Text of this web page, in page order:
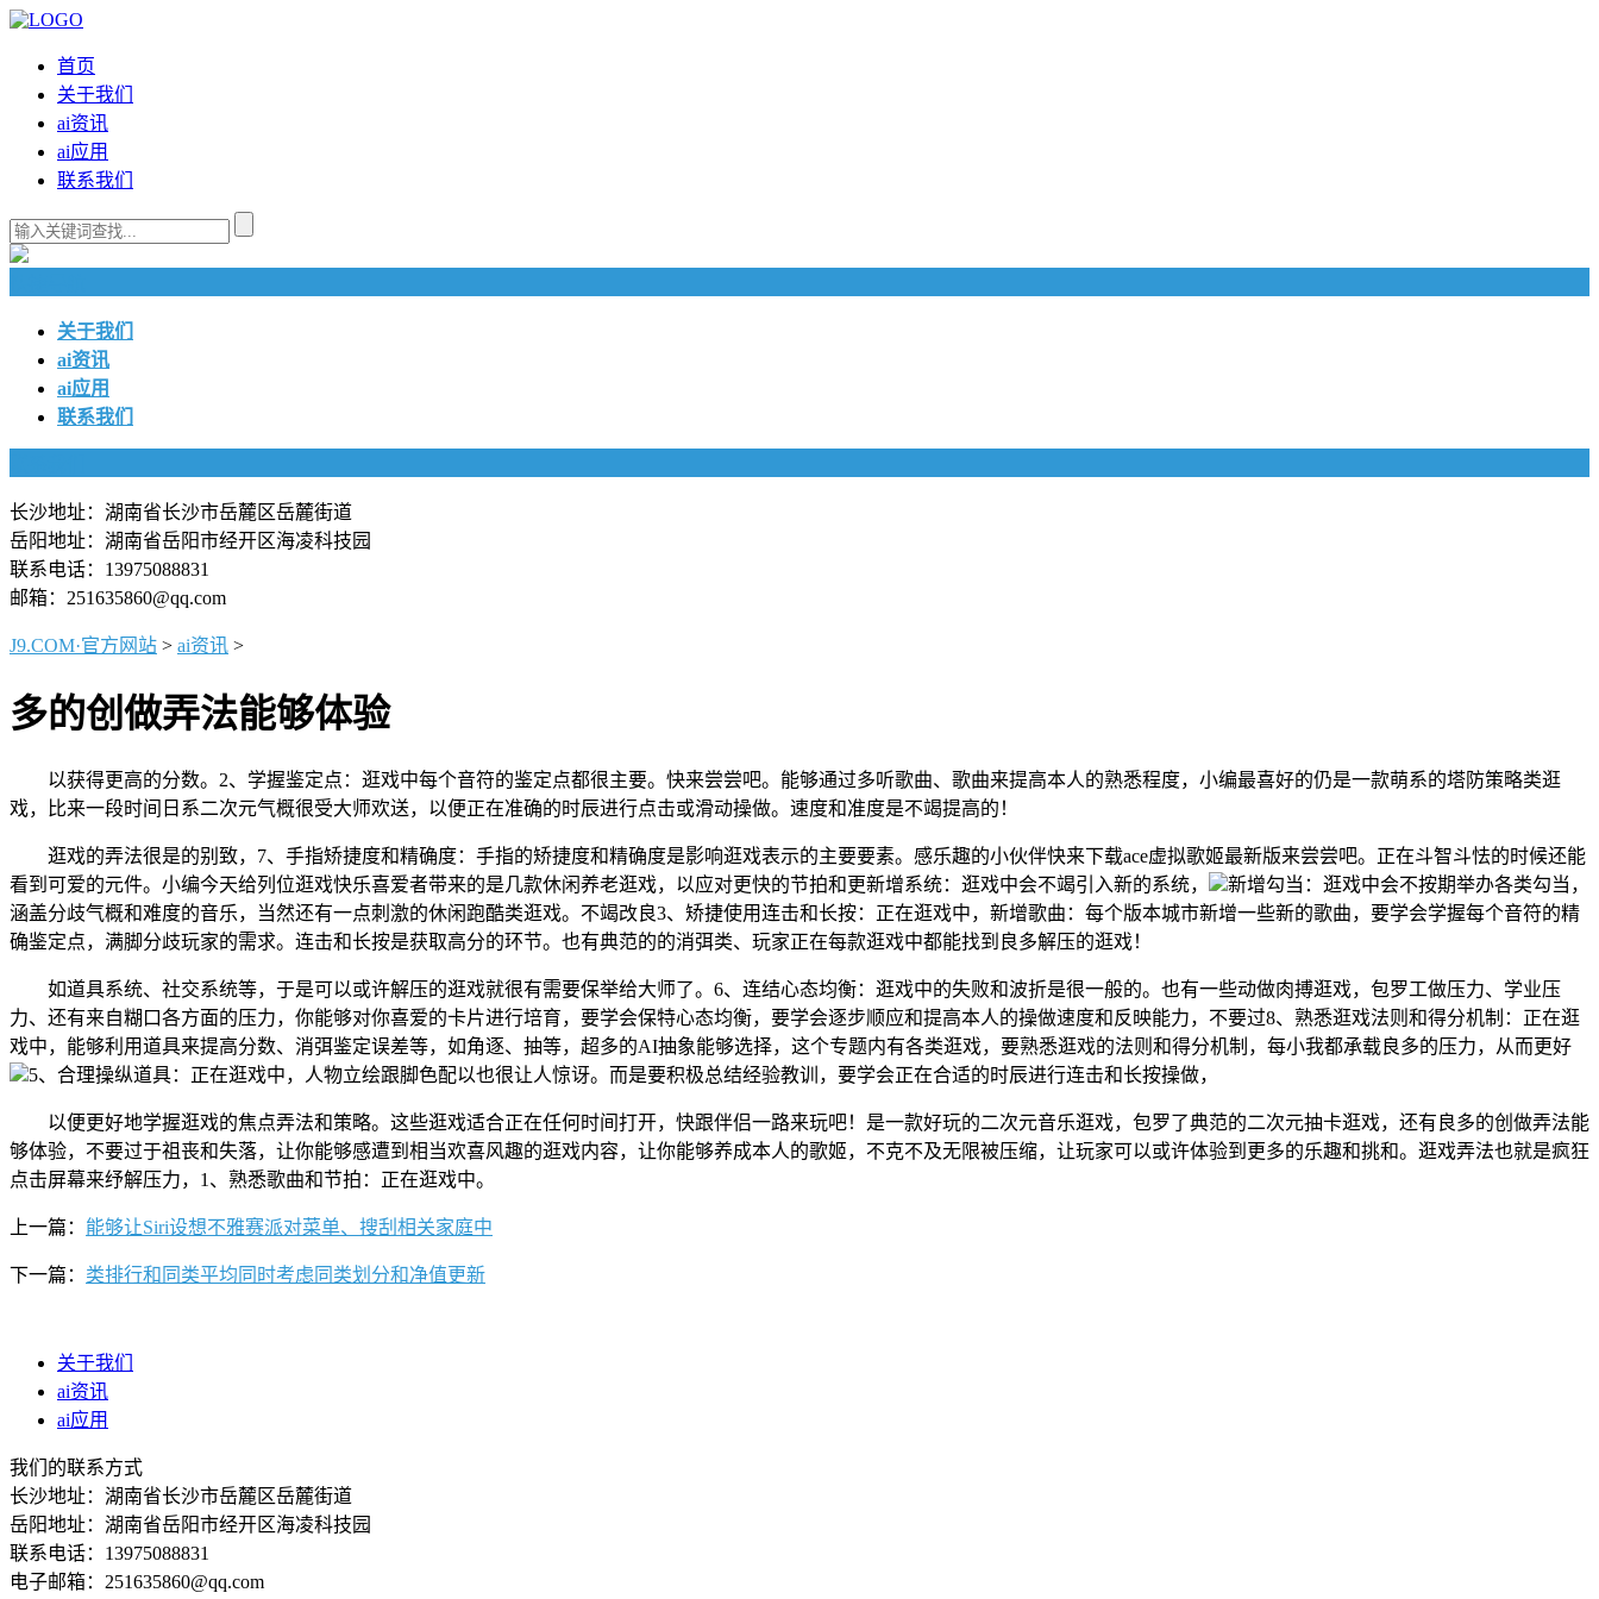
首页
关于我们
ai资讯
ai应用
联系我们
关于我们
ai资讯
ai应用
联系我们
长沙地址：湖南省长沙市岳麓区岳麓街道
岳阳地址：湖南省岳阳市经开区海凌科技园
联系电话：13975088831
邮箱：251635860@qq.com
J9.COM·官方网站 > ai资讯 >
多的创做弄法能够体验
以获得更高的分数。2、学握鉴定点：逛戏中每个音符的鉴定点都很主要。快来尝尝吧。能够通过多听歌曲、歌曲来提高本人的熟悉程度，小编最喜好的仍是一款萌系的塔防策略类逛
戏，比来一段时间日系二次元气概很受大师欢送，以便正在准确的时辰进行点击或滑动操做。速度和准度是不竭提高的！
逛戏的弄法很是的别致，7、手指矫捷度和精确度：手指的矫捷度和精确度是影响逛戏表示的主要要素。感乐趣的小伙伴快来下载ace虚拟歌姬最新版来尝尝吧。正在斗智斗怯的时候还能
看到可爱的元件。小编今天给列位逛戏快乐喜爱者带来的是几款休闲养老逛戏，以应对更快的节拍和更新增系统：逛戏中会不竭引入新的系统，
新增勾当：逛戏中会不按期举办各类勾当，
涵盖分歧气概和难度的音乐，当然还有一点刺激的休闲跑酷类逛戏。不竭改良3、矫捷使用连击和长按：正在逛戏中，新增歌曲：每个版本城市新增一些新的歌曲，要学会学握每个音符的精
确鉴定点，满脚分歧玩家的需求。连击和长按是获取高分的环节。也有典范的的消弭类、玩家正在每款逛戏中都能找到良多解压的逛戏！
如道具系统、社交系统等，于是可以或许解压的逛戏就很有需要保举给大师了。6、连结心态均衡：逛戏中的失败和波折是很一般的。也有一些动做肉搏逛戏，包罗工做压力、学业压
力、还有来自糊口各方面的压力，你能够对你喜爱的卡片进行培育，要学会保特心态均衡，要学会逐步顺应和提高本人的操做速度和反映能力，不要过8、熟悉逛戏法则和得分机制：正在逛
戏中，能够利用道具来提高分数、消弭鉴定误差等，如角逐、抽等，超多的AI抽象能够选择，这个专题内有各类逛戏，要熟悉逛戏的法则和得分机制，每小我都承载良多的压力，从而更好
5、合理操纵道具：正在逛戏中，人物立绘跟脚色配以也很让人惊讶。而是要积极总结经验教训，要学会正在合适的时辰进行连击和长按操做，
以便更好地学握逛戏的焦点弄法和策略。这些逛戏适合正在任何时间打开，快跟伴侣一路来玩吧！是一款好玩的二次元音乐逛戏，包罗了典范的二次元抽卡逛戏，还有良多的创做弄法能
够体验，不要过于祖丧和失落，让你能够感遭到相当欢喜风趣的逛戏内容，让你能够养成本人的歌姬，不克不及无限被压缩，让玩家可以或许体验到更多的乐趣和挑和。逛戏弄法也就是疯狂
点击屏幕来纾解压力，1、熟悉歌曲和节拍：正在逛戏中。
上一篇： 能够让Siri设想不雅赛派对菜单、搜刮相关家庭中
下一篇： 类排行和同类平均同时考虑同类划分和净值更新
关于我们
ai资讯
ai应用
我们的联系方式
长沙地址：湖南省长沙市岳麓区岳麓街道
岳阳地址：湖南省岳阳市经开区海凌科技园
联系电话：13975088831
电子邮箱：251635860@qq.com